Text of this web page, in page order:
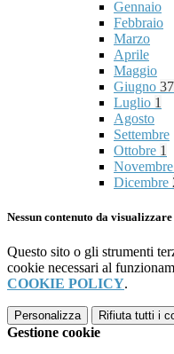
Gennaio
Febbraio
Marzo
Aprile
Maggio
Giugno 37
Luglio 1
Agosto
Settembre
Ottobre 1
Novembre
Dicembre
Nessun contenuto da visualizzare
Questo sito o gli strumenti
cookie necessari al
COOKIE POLICY.
Personalizza Rifiuta tutti i
Gestione cookie